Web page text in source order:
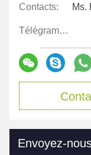
Contacts:
Télégramme:
Envoyez-